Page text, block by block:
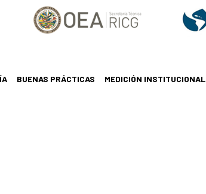
BUENAS PRÁCTICAS MEDICIÓN INSTITUCIONAL